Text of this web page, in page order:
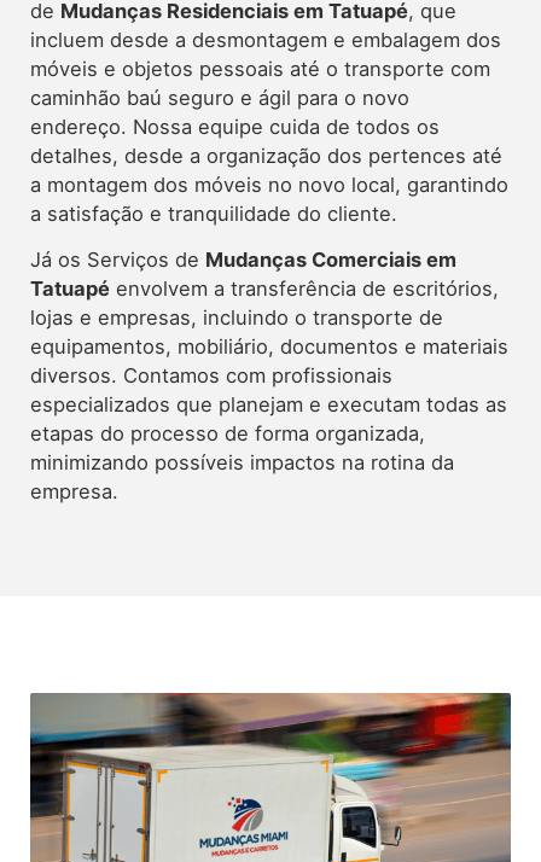
de Mudanças Residenciais em Tatuapé, que
incluem desde a desmontagem e embalagem dos
móveis e objetos pessoais até o transporte com
caminhão baú seguro e ágil para o novo
endereço. Nossa equipe cuida de todos os
detalhes, desde a organização dos pertences até
a montagem dos móveis no novo local, garantindo
a satisfação e tranquilidade do cliente.
Já os Serviços de Mudanças Comerciais em
Tatuapé envolvem a transferência de escritórios,
lojas e empresas, incluindo o transporte de
equipamentos, mobiliário, documentos e materiais
diversos. Contamos com profissionais
especializados que planejam e executam todas as
etapas do processo de forma organizada,
minimizando possíveis impactos na rotina da
empresa.